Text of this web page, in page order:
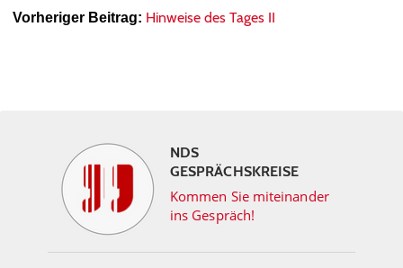
Vorheriger Beitrag: Hinweise des Tages II
NDS
GESPRÄCHSKREISE
Kommen Sie miteinander
ins Gespräch!